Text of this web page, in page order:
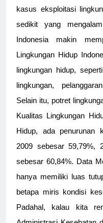
kasus eksploitasi
sedikit yang
Indonesia makin
Lingkungan Hidup
lingkungan hidup,
lingkungan,
Selain itu, potret
Kualitas Lingkungan
Hidup, ada penurunan
2009 sebesar 59,79%,
sebesar 60,84%. Data
hanya memiliki luas
betapa miris kondisi
Padahal, kalau kita